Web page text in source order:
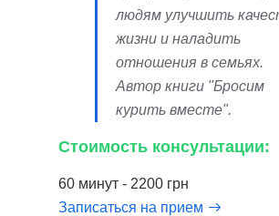
людям улучшить
жизни и наладить
отношения в семьях.
Автор книги "Бросим
курить вместе".
Стоимость консультации:
60 минут - 2200 грн
Записаться на прием